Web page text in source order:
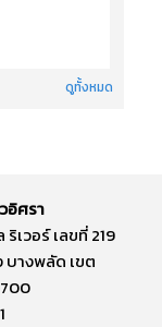
ดูทั้งหมด
อิศรา
เวอร์ เลขที่ 219
างพลัด เขต